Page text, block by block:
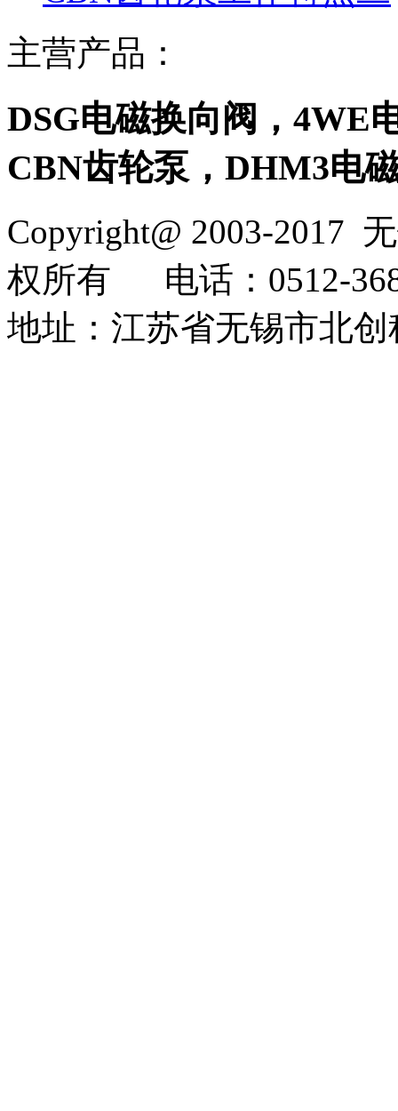
主营产品：
DSG电磁换向阀，4WE
CBN齿轮泵，DHM3电
Copyright@ 2003-2017
权所有 电话：0512-
地址：江苏省无锡市北